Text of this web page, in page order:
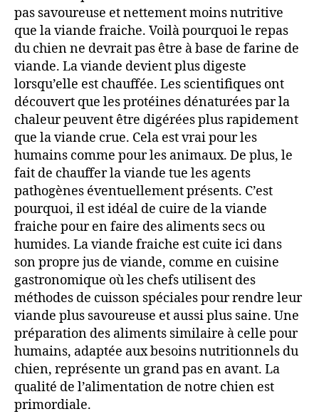
pas savoureuse et nettement moins nutritive
que la viande fraiche. Voilà pourquoi le repas
du chien ne devrait pas être à base de farine de
viande. La viande devient plus digeste
lorsqu’elle est chauffée. Les scientifiques ont
découvert que les protéines dénaturées par la
chaleur peuvent être digérées plus rapidement
que la viande crue. Cela est vrai pour les
humains comme pour les animaux. De plus, le
fait de chauffer la viande tue les agents
pathogènes éventuellement présents. C’est
pourquoi, il est idéal de cuire de la viande
fraiche pour en faire des aliments secs ou
humides. La viande fraiche est cuite ici dans
son propre jus de viande, comme en cuisine
gastronomique où les chefs utilisent des
méthodes de cuisson spéciales pour rendre leur
viande plus savoureuse et aussi plus saine. Une
préparation des aliments similaire à celle pour
humains, adaptée aux besoins nutritionnels du
chien, représente un grand pas en avant. La
qualité de l’alimentation de notre chien est
primordiale.